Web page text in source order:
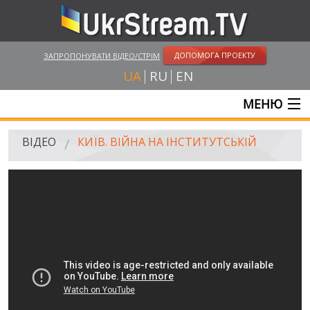
ЗАПРОПОНУВАТИ ВІДЕО/СТРІМ ДОПОМОГА ПРОЕКТУ
UA RU EN
МЕНЮ
ГОЛОВНА
АМАТОРСЬКЕ ВІДЕО
ХУДОЖНІ ТА ДОКУМЕНТАЛЬНІ ПРОЕКТИ
ВІДЕО КИЇВ. ВІЙНА НА ІНСТИТУТСЬКІЙ